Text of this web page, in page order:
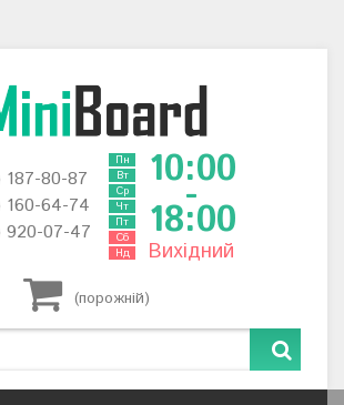
(порожній)
187-80-87
160-64-74
920-07-47
Пн
Вт
Ср
Чт
Пт
Сб
Нд
10:00
-
18:00
Вихідний